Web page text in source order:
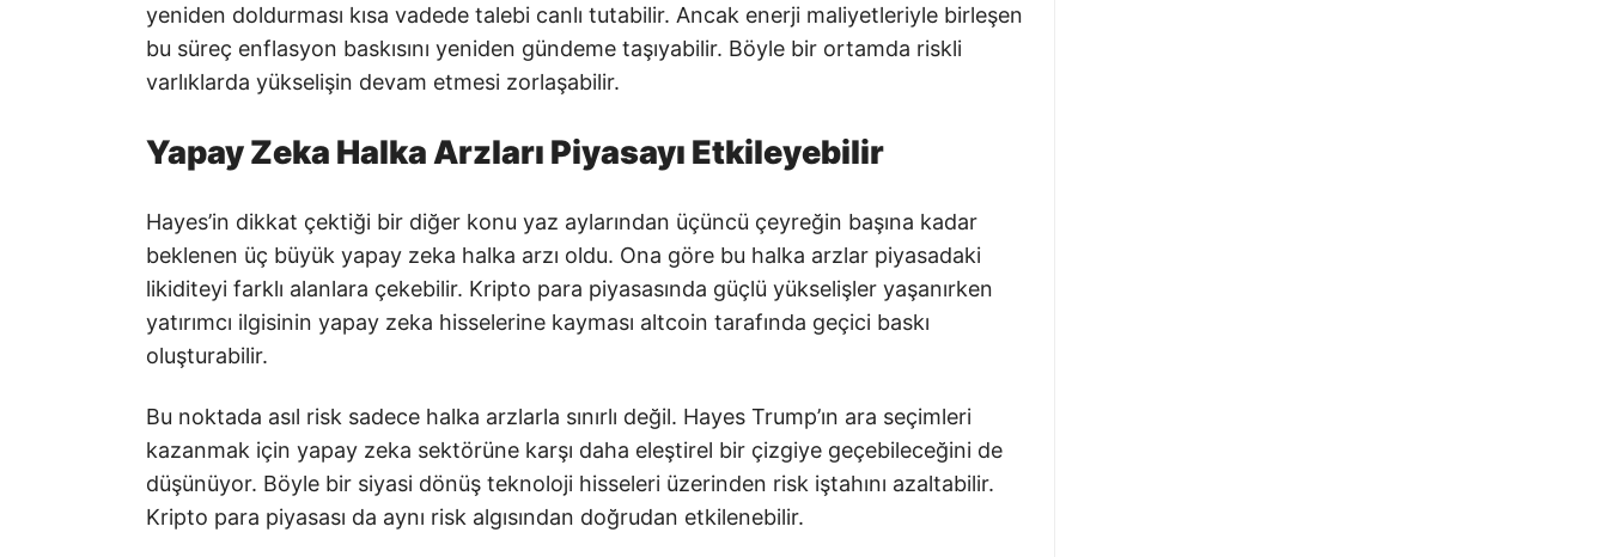
yeniden doldurması kısa vadede talebi canlı tutabilir. Ancak enerji maliyetleriyle birleşen
bu süreç enflasyon baskısını yeniden gündeme taşıyabilir. Böyle bir ortamda riskli
varlıklarda yükselişin devam etmesi zorlaşabilir.
Yapay Zeka Halka Arzları Piyasayı Etkileyebilir
Hayes’in dikkat çektiği bir diğer konu yaz aylarından üçüncü çeyreğin başına kadar
beklenen üç büyük yapay zeka halka arzı oldu. Ona göre bu halka arzlar piyasadaki
likiditeyi farklı alanlara çekebilir. Kripto para piyasasında güçlü yükselişler yaşanırken
yatırımcı ilgisinin yapay zeka hisselerine kayması altcoin tarafında geçici baskı
oluşturabilir.
Bu noktada asıl risk sadece halka arzlarla sınırlı değil. Hayes Trump’ın ara seçimleri
kazanmak için yapay zeka sektörüne karşı daha eleştirel bir çizgiye geçebileceğini de
düşünüyor. Böyle bir siyasi dönüş teknoloji hisseleri üzerinden risk iştahını azaltabilir.
Kripto para piyasası da aynı risk algısından doğrudan etkilenebilir.